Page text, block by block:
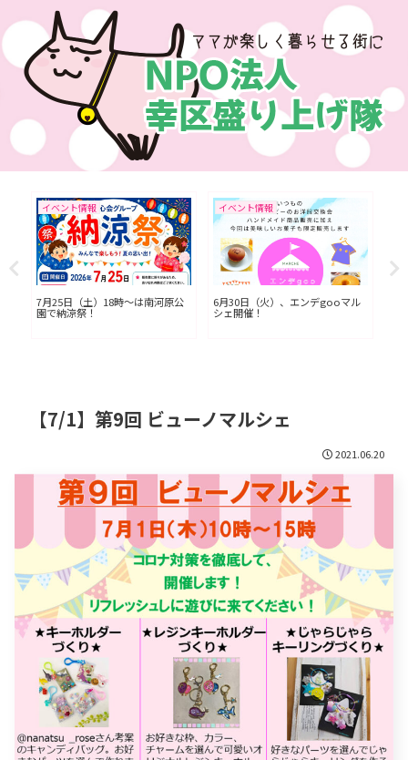
イベント情報
7月25日（土）18時〜は南河原公
園で納涼祭！
イベント情報
6月30日（火）、エンデgooマル
シェ開催！
【7/1】第9回 ビューノマルシェ
2021.06.20